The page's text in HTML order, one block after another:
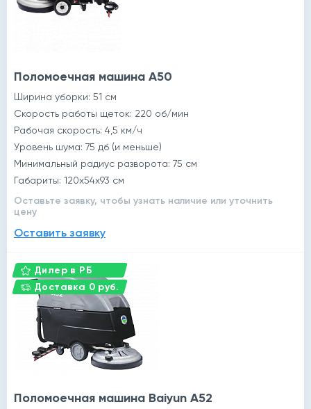
Поломоечная машина A50
Ширина уборки: 51 см
Скорость работы щеток: 220 об/мин
Рабочая скорость: 4,5 км/ч
Уровень шума: 75 дб (и меньше)
Минимальный радиус разворота: 75 см
Габариты: 120x54x93 см
Оставьте заявку, чтобы узнать наличие или уточнить
цену
Оставить заявку
Дилер в РБ
Доставка 0 руб.
Поломоечная машина Baiyun A52